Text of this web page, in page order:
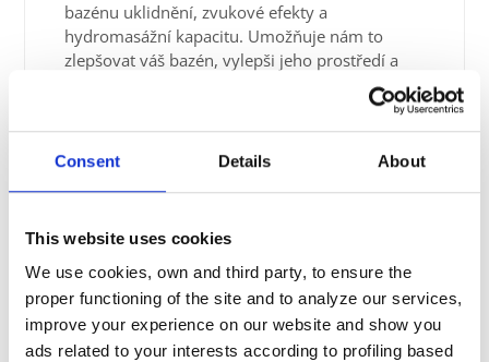
Consent Details About
This website uses cookies
We use cookies, own and third party, to ensure the
proper functioning of the site and to analyze our services,
improve your experience on our website and show you
ads related to your interests according to profiling based
bazénu uklidnění, zvukové efekty a
hydromasážní kapacitu. Umožňuje nám to
zlepšovat váš bazén, vylepši jeho prostředí a
Spolehlivý A High-End
Jeho kvalitní konstrukce zajišťuje neustálou
laminární pravidelnost. Powerfall je první
kaskáda v ABS . Odolnost je zaručena
patentovaným filtrem X-Baffle.